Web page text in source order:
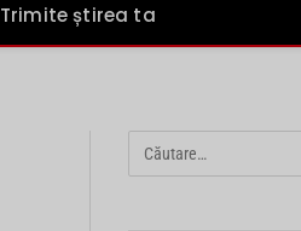
Trimite știrea ta